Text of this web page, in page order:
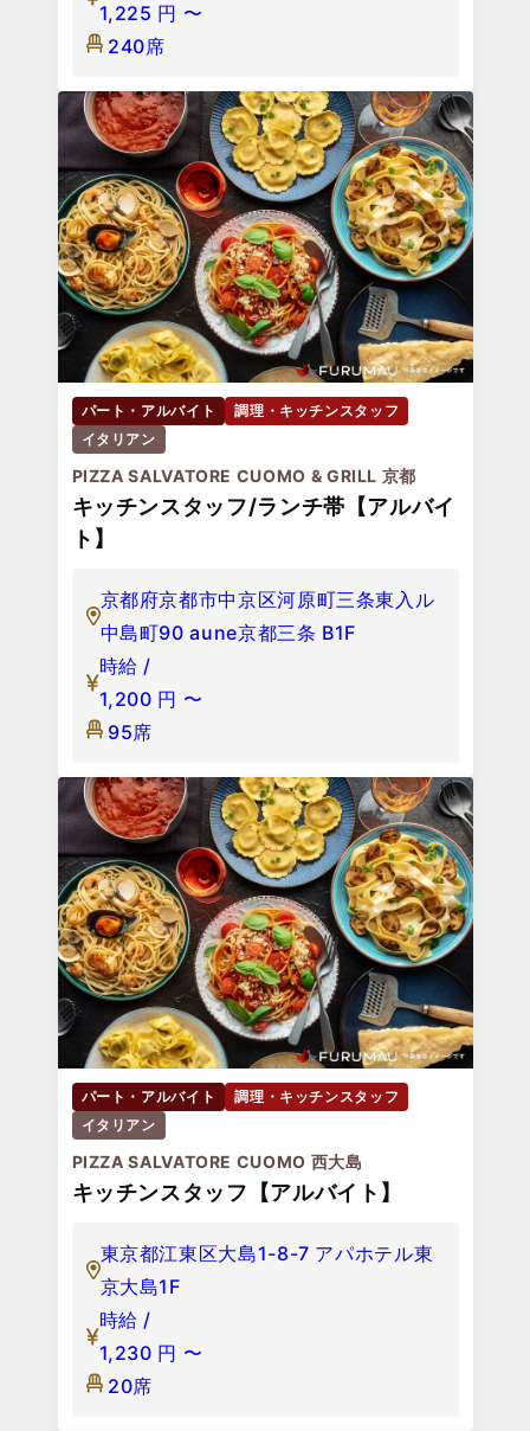
1,225 円 〜
240席
パート・アルバイト
調理・キッチンスタッフ
イタリアン
PIZZA SALVATORE CUOMO & GRILL 京都
キッチンスタッフ/ランチ帯【アルバイ
ト】
京都府京都市中京区河原町三条東入ル
中島町90 aune京都三条 B1F
時給 /
1,200 円 〜
95席
パート・アルバイト
調理・キッチンスタッフ
イタリアン
PIZZA SALVATORE CUOMO 西大島
キッチンスタッフ【アルバイト】
東京都江東区大島1-8-7 アパホテル東
京大島1F
時給 /
1,230 円 〜
20席